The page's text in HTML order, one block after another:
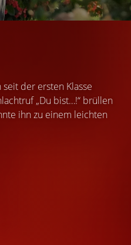
der ersten Klasse
„Du bist…!“ brüllen
ihn zu einem leichten